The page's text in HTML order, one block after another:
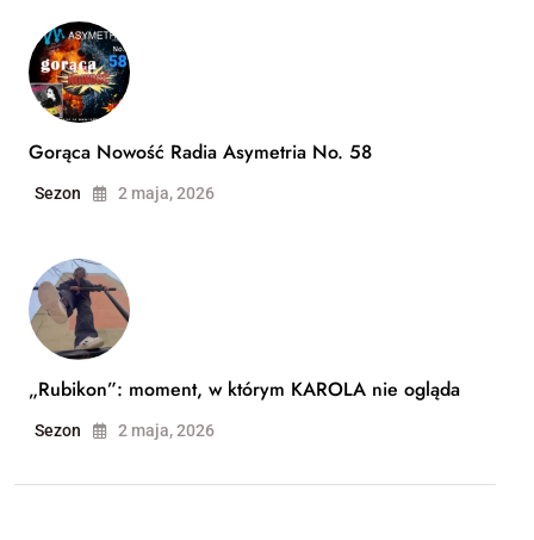
Gorąca Nowość Radia Asymetria No. 58
Sezon 2 maja, 2026
„Rubikon”: moment, w którym KAROLA nie ogląda
Sezon 2 maja, 2026